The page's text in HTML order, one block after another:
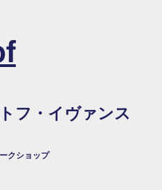
フ・イヴァンス
クショップ